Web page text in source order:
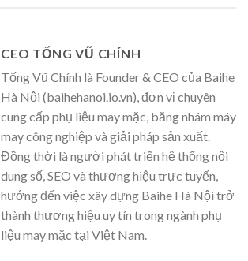
CEO TỐNG VŨ CHÍNH
Tống Vũ Chính là Founder & CEO của Baihe
Hà Nội (baihehanoi.io.vn), đơn vị chuyên
cung cấp phụ liệu may mặc, băng nhám máy
may công nghiệp và giải pháp sản xuất.
Đồng thời là người phát triển hệ thống nội
dung số, SEO và thương hiệu trực tuyến,
hướng đến việc xây dựng Baihe Hà Nội trở
thành thương hiệu uy tín trong ngành phụ
liệu may mặc tại Việt Nam.